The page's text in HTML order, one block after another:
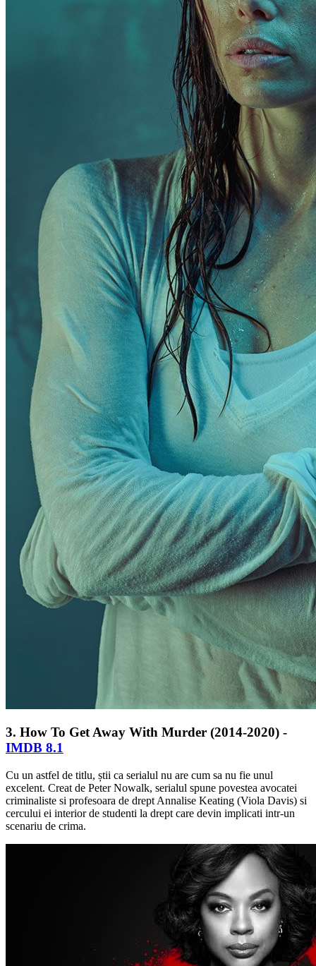
3. How To Get Away With Murder (2014-2020) -
IMDB 8.1
Cu un astfel de titlu, știi ca serialul nu are cum sa nu fie unul
excelent. Creat de Peter Nowalk, serialul spune povestea avocatei
criminaliste si profesoara de drept Annalise Keating (Viola Davis) si
cercului ei interior de studenti la drept care devin implicati intr-un
scenariu de crima.